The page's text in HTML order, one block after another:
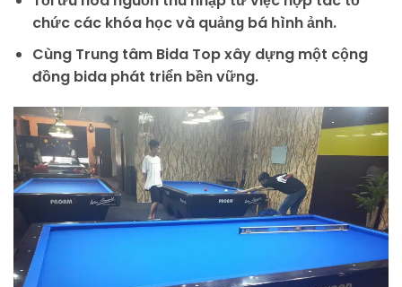
chức các khóa học và quảng bá hình ảnh.
Cùng Trung tâm Bida Top xây dựng một cộng
đồng bida phát triển bền vững.